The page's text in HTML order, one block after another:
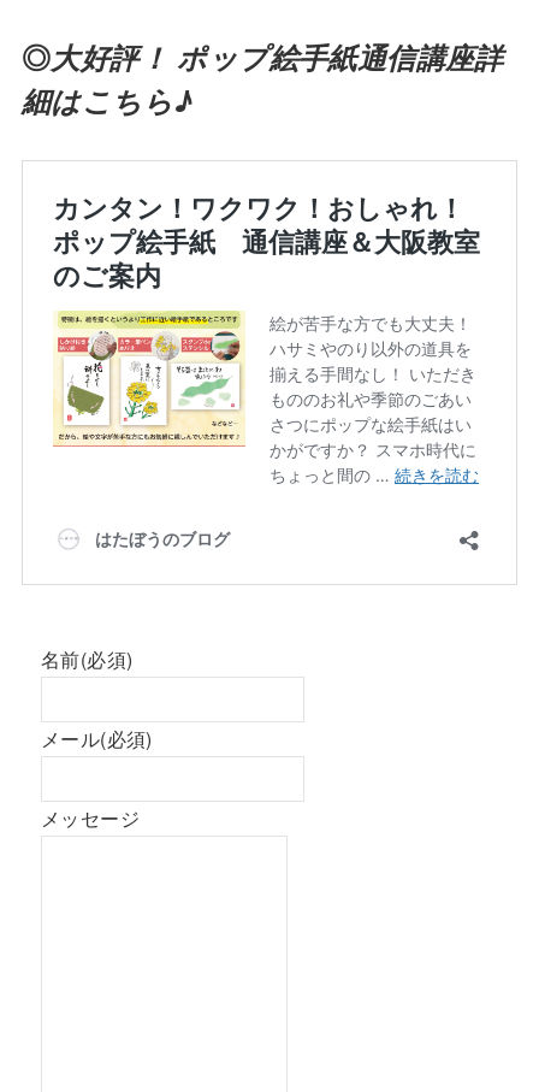
◎大好評！ ポップ絵手紙通信講座詳
細はこちら♪
名前(必須)
メール(必須)
メッセージ